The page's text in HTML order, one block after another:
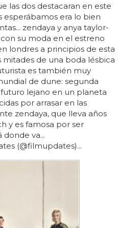
las dos destacaran en este
esperábamos era lo bien
zendaya y anya taylor-
su moda en el estreno
londres a principios de esta
mitades de una boda lésbica
es también muy
de dune: segunda
lejano en un planeta
por arrasar en las
zendaya, que lleva años
y es famosa por ser
va...
(@filmupdates)...